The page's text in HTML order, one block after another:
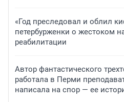
«Год преследовал и облил
петербурженки о жестоком
реабилитации
Автор фантастического
работала в Перми
написала на спор — ее